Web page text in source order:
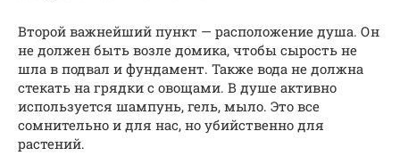
Второй важнейший пункт — расположение душа. Он
не должен быть возле домика, чтобы сырость не
шла в подвал и фундамент. Также вода не должна
стекать на грядки с овощами. В душе активно
используется шампунь, гель, мыло. Это все
сомнительно и для нас, но убийственно для
растений.